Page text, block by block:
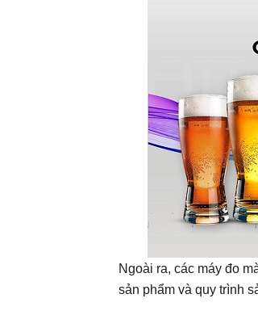
Ngoài ra, các máy đo
sản phẩm và quy trình